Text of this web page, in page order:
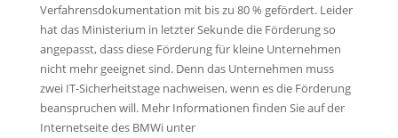
Verfahrensdokumentation mit bis zu 80 % gefördert. Leider
hat das Ministerium in letzter Sekunde die Förderung so
angepasst, dass diese Förderung für kleine Unternehmen
nicht mehr geeignet sind. Denn das Unternehmen muss
zwei IT-Sicherheitstage nachweisen, wenn es die Förderung
beanspruchen will. Mehr Informationen finden Sie auf der
Internetseite des BMWi unter